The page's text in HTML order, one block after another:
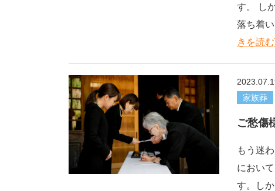
す。 し
落ち着
きを読む]
家族葬
ご愁傷
もう迷
におい
す。し